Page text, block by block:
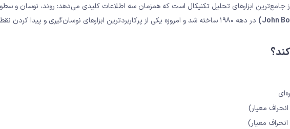
چیست؟
دارد؟
جامع‌ترین ابزارهای تحلیل تکنیکال است که همزمان سه اطلاعات کلیدی می‌دهد: روند، نوسان و
در دهه ۱۹۸۰ ساخته شد و امروزه یکی از پرکاربردترین ابزارهای نوسان‌گیری و پیدا کردن